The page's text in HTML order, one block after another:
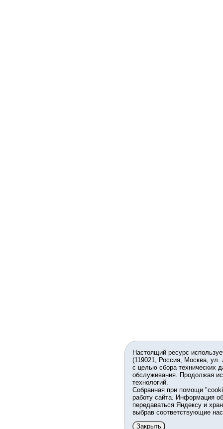
Настоящий ресурс
(119021, Россия, Москва,
с целью сбора технических
обслуживания. Продолжая
технологий.
Собранная при помощи
работу сайта. Информация
передаваться Яндексу и
выбрав соответствующие
Закрыть